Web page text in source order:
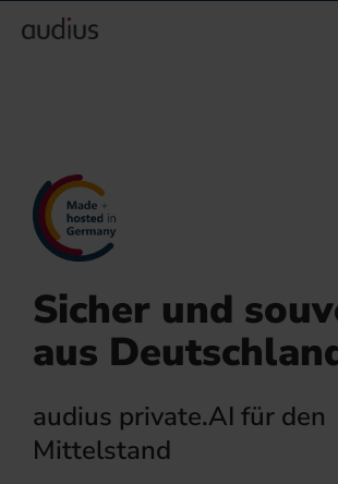
Sicher und
aus
audius private.AI für den
Mittelstand